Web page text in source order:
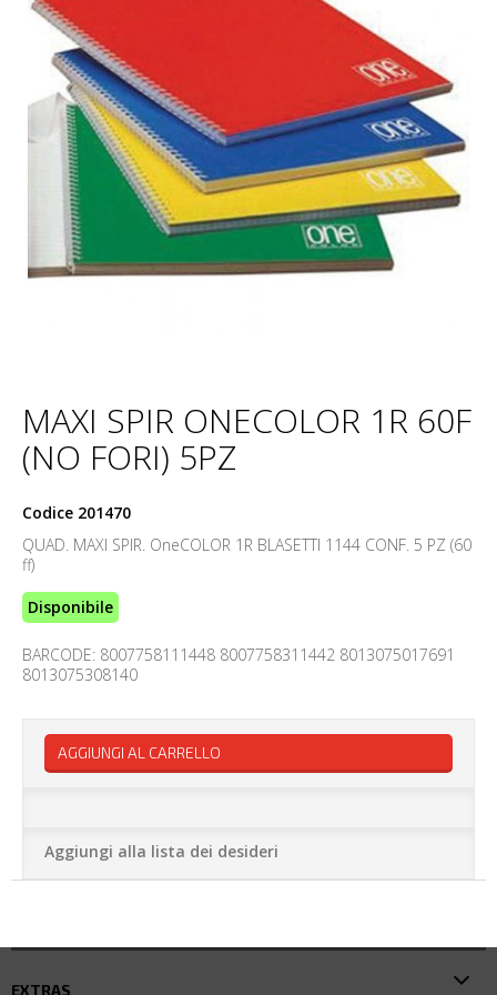
MAXI SPIR ONECOLOR 1R 60F
(NO FORI) 5PZ
Codice 201470
QUAD. MAXI SPIR. OneCOLOR 1R BLASETTI 1144 CONF. 5 PZ (60
ff)
Disponibile
BARCODE: 8007758111448 8007758311442 8013075017691
8013075308140
AGGIUNGI AL CARRELLO
Aggiungi alla lista dei desideri
EXTRAS